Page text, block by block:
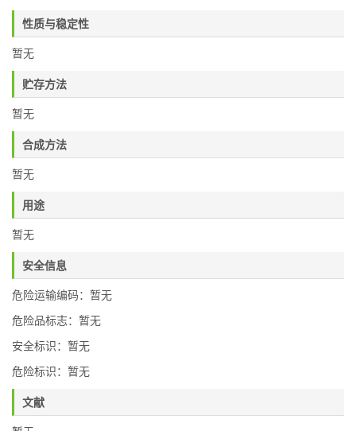
性质与稳定性
暂无
贮存方法
暂无
合成方法
暂无
用途
暂无
安全信息
危险运输编码：暂无
危险品标志：暂无
安全标识：暂无
危险标识：暂无
文献